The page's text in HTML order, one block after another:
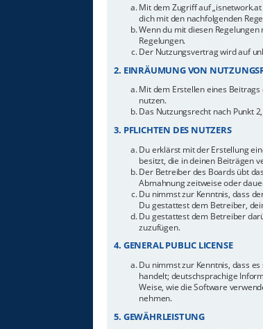
Mit dem Zugriff auf
dich mit den nachfolgenden
Wenn du mit diesen
Regelungen.
Der Nutzungsvertrag wird auf
2. EINRÄUMUNG VON
Mit dem Erstellen eines
nutzen.
Das Nutzungsrecht nach Punkt
3. PFLICHTEN DES NUTZERS
Du erklärst mit der Erstellung
besitzt, die in deinen Beiträgen
Der Betreiber des Boards übt
Abmahnung zeitweise oder
Du nimmst zur Kenntnis, dass
Du gestattest dem Betreiber,
Du gestattest dem Betreiber
zuzufügen.
4. GENERAL PUBLIC LICENSE
Du nimmst zur Kenntnis, dass
handelt; deutschsprachige
Weise, wie die Software
nehmen.
5. GEWÄHRLEISTUNG